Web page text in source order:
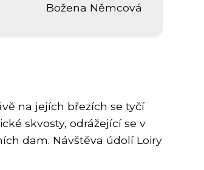
Božena Němcová
na jejích březích se tyčí
skvosty, odrážející se v
dam. Návštěva údolí Loiry